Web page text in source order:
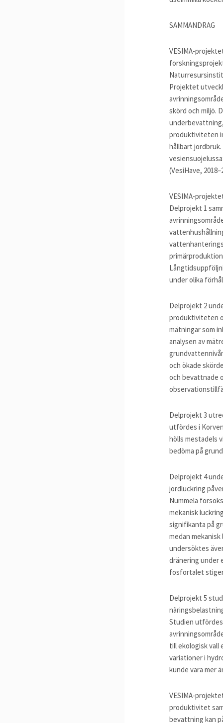
SAMMANDRAG
VESIMA-
Projektet
skörd och miljö.
produktiviteten
hållbart
(VesiHave,
VESIMA-
Delprojekt 1
under olika
Delprojekt 2
produktiviteten
mätningar som
analysen av
och ökade
och bevattnade
Delprojekt 3
utfördes i
hölls mestadels
bedöma på
Delprojekt 4
jordluckring
Nummela
mekanisk
signifikanta på
medan
undersöktes
dränering under
fosfortalet stiger
Delprojekt 5
Studien utfördes
till ekologisk vall
variationer i
kunde vara mer
VESIMA-
produktivitet
bevattning kan